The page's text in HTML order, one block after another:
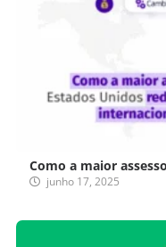
Como a maior
junho 17, 2025